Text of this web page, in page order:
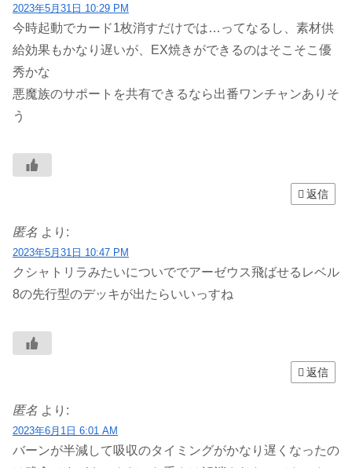
2023年5月31日 10:29 PM
今時起動でカード1枚消すだけでは…ってなるし、素材供
給効果もかなり遅いが、EX焼きができるのはそこそこ優
秀かな
悪魔族のサポートを共有できるなら出番ワンチャンありそ
う
返信
匿名 より:
2023年5月31日 10:47 PM
クシャトリラみたいについででアーゼウス飛ばせるレベル
8の先行型のデッキが出たらいいっすね
返信
匿名 より:
2023年6月1日 6:01 AM
バーンが半減して吸収のタイミングがかなり遅くなったの